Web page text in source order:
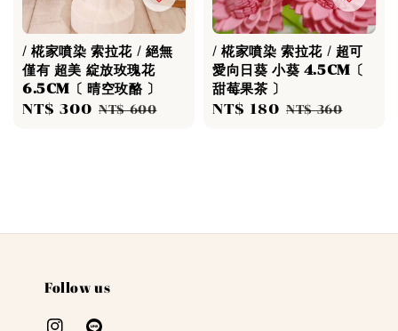
/ 椛家噴染 索拉花 / 絕無
僅有 超美 綻放玫瑰花
6.5CM〔 晴空玫酪 〕
Sale
NT$ 300 Regular
NT$ 600
/ 椛家噴染 索拉花 / 超可
愛向日葵 小葵 4.5CM〔
甜莓果茶 〕
Sale
NT$ 180 Regular
NT$ 360
Follow us